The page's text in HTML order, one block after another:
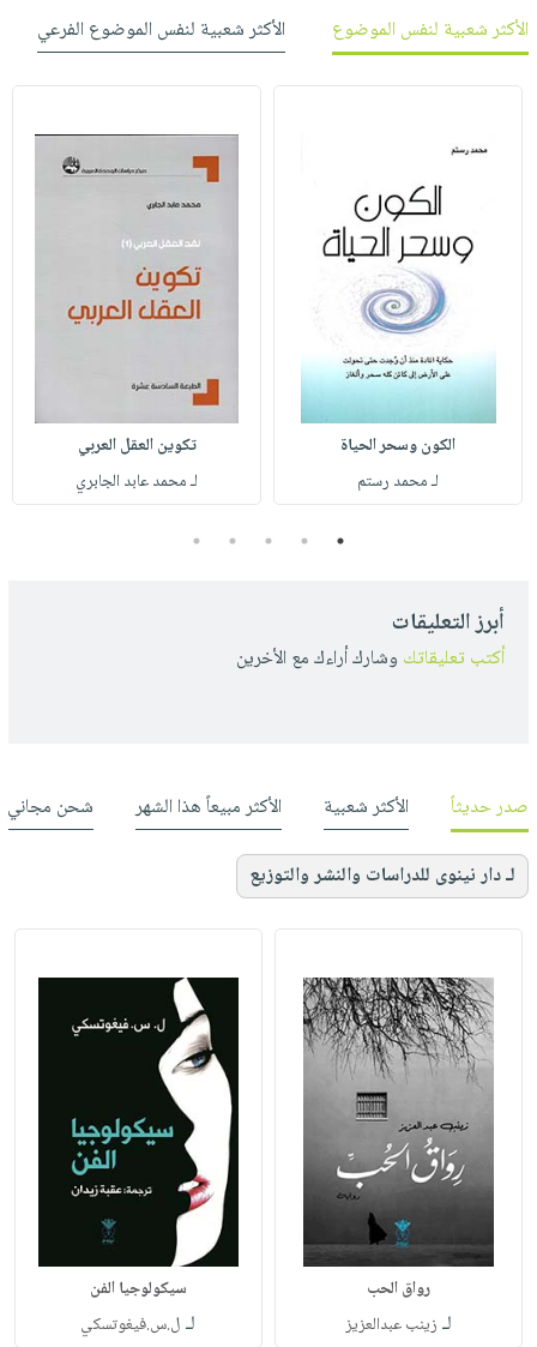
الأكثر شعبية لنفس الموضوع
الأكثر شعبية لنفس الموضوع الفرعي
الكون وسحر الحياة
لـ محمد رستم
تكوين العقل العربي
لـ محمد عابد الجابري
1
2
3
4
5
أبرز التعليقات
أكتب تعليقاتك وشارك أراءك مع الأخرين
صدر حديثاً الأكثر شعبية الأكثر مبيعاً هذا الشهر شحن مجاني
لـ دار نينوى للدراسات والنشر والتوزيع
رواق الحب
لـ زينب عبدالعزيز
سيكولوجيا الفن
لـ ل.س.فيغوتسكي